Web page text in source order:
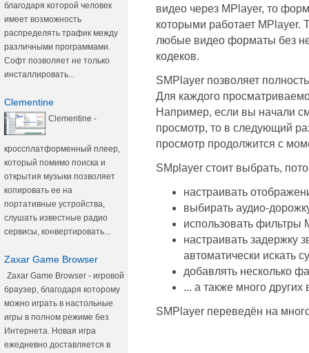
благодаря которой человек
имеет возможность
распределять трафик между
различными программами.
Софт позволяет не только
инсталлировать...
Clementine
Clementine -
кроссплатформенный плеер,
который помимо поиска и
открытия музыки позволяет
копировать ее на
портативные устройства,
слушать известные радио
сервисы, конвертировать...
Zaxar Game Browser
Zaxar Game Browser - игровой
браузер, благодаря которому
можно играть в настольные
игры в полном режиме без
Интернета. Новая игра
ежедневно доставляется в
видео через MPlayer, то
которыми работает MPlayer.
любые видео форматы без
кодеков.
SMPlayer позволяет
Для каждого
Например, если вы начали
просмотр, то в следующий
просмотр продолжится с
SMplayer стоит выбрать,
настраивать
выбирать аудио-
использовать фильтры
настраивать задержку
автоматически искать
добавлять несколько
... а также много других
SMPlayer переведён на